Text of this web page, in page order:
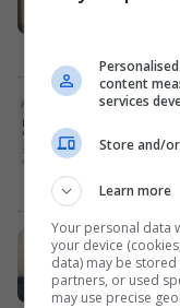
content
services
Store and/
Learn more
Your personal data
your device
data) may be
partners, or used
may use precise